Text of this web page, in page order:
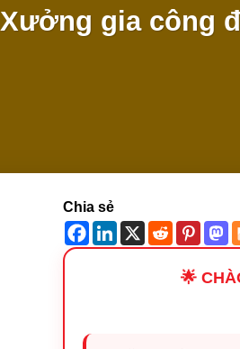
Xưởng gia công
Chia sẻ
🌟